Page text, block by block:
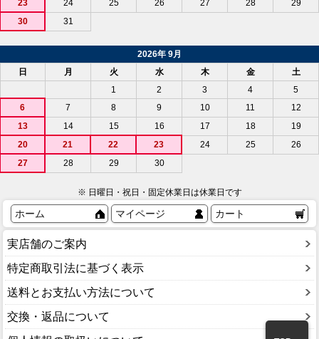
23
24 25 26 27 28
29
30
31
2026年 9月
日
月 火 水 木 金
土
1
2 3 4
5
6
7 8 9 10 11
12
13
14 15 16 17 18
19
20
21 22 23 24 25
26
27
28 29 30
※ 日曜日・祝日・固定休業日は休業日です
ホーム マイページ カート
実店舗のご案内
特定商取引法に基づく表示
送料とお支払い方法について
交換・返品について